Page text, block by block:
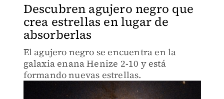
Descubren agujero negro que
crea estrellas en lugar de
absorberlas
El agujero negro se encuentra en la
galaxia enana Henize 2-10 y está
formando nuevas estrellas.